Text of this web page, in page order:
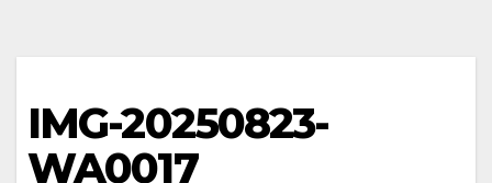
IMG-20250823-
WA0017